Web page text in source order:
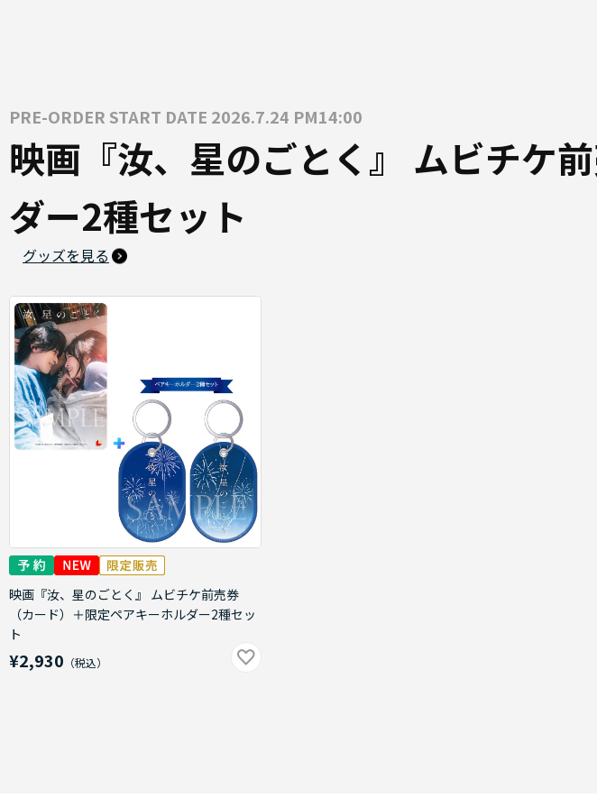
PRE-ORDER START DATE 2026.7.24 PM14:00
映画『汝、星のごとく』 ムビチケ
ダー2種セット
グッズを見る
映画『汝、星のごとく』 ムビチケ前売券
（カード）＋限定ペアキーホルダー2種セッ
ト
¥2,930